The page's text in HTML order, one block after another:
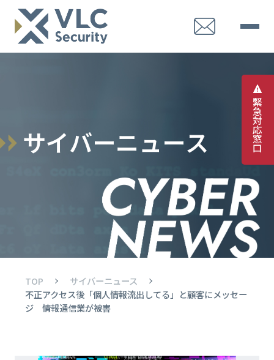
緊
急
対
応
窓
口
サイバーニュース
TOP
サイバーニュース
不正アクセス後「個人情報流出してる」と顧客にメッセー
ジ 情報通信業が被害